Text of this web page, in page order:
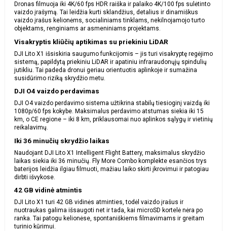
Dronas filmuoja iki 4K/60 fps HDR raiška ir palaiko 4K/100 fps sulėtinto
vaizdo įrašymą. Tai leidžia kurti sklandžius, detalius ir dinamiškus
vaizdo įrašus kelionėms, socialiniams tinklams, nekilnojamojo turto
objektams, renginiams ar asmeniniams projektams.
Visakryptis kliūčių aptikimas su priekiniu LiDAR
DJI Lito X1 išsiskiria saugumo funkcijomis – jis turi visakryptę regėjimo
sistemą, papildytą priekiniu LiDAR ir apatiniu infraraudonųjų spindulių
jutikliu. Tai padeda dronui geriau orientuotis aplinkoje ir sumažina
susidūrimo riziką skrydžio metu.
DJI O4 vaizdo perdavimas
DJI O4 vaizdo perdavimo sistema užtikrina stabilų tiesioginį vaizdą iki
1080p/60 fps kokybe. Maksimalus perdavimo atstumas siekia iki 15
km, o CE regione – iki 8 km, priklausomai nuo aplinkos sąlygų ir vietinių
reikalavimų.
Iki 36 minučių skrydžio laikas
Naudojant DJI Lito X1 Intelligent Flight Battery, maksimalus skrydžio
laikas siekia iki 36 minučių. Fly More Combo komplekte esančios trys
baterijos leidžia ilgiau filmuoti, mažiau laiko skirti įkrovimui ir patogiau
dirbti išvykose.
42 GB vidinė atmintis
DJI Lito X1 turi 42 GB vidinės atminties, todėl vaizdo įrašus ir
nuotraukas galima išsaugoti net ir tada, kai microSD kortelė nėra po
ranka. Tai patogu kelionėse, spontaniškiems filmavimams ir greitam
turinio kūrimui.